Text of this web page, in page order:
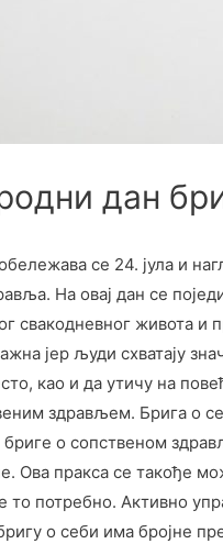
дан
се 24. јула и
На овај дан се
свакодневног живота и
јер људи схватају
као и да утичу на
здрављем. Брига о
о сопственом
Ова пракса се такође
то потребно. Активно
о себи има бројне